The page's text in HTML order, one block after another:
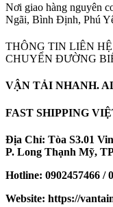
Nơi giao hàng nguyên
Ngãi, Bình Định, Phú
THÔNG TIN LIÊN
CHUYỂN ĐƯỜNG
VẬN TẢI NHANH.
FAST SHIPPING
Địa Chỉ: Tòa S3.01
P. Long Thạnh Mỹ,
Hotline: 0902457466 /
Website: https://